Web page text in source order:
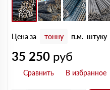
Цена за тонну п.м. штуку
35 250 руб